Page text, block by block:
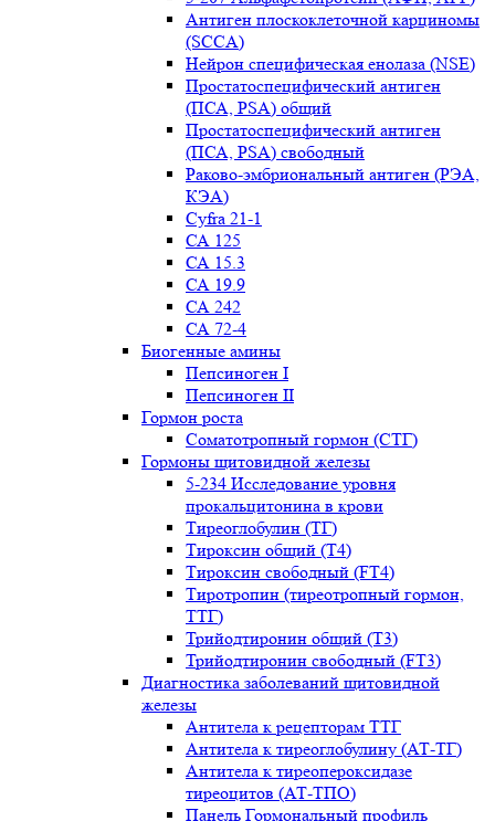
Антиген плоскоклеточной карциномы
(SCCA)
Нейрон специфическая енолаза (NSE)
Простатоспецифический антиген
(ПСА, PSA) общий
Простатоспецифический антиген
(ПСА, PSA) свободный
Раково-эмбриональный антиген (РЭА,
КЭА)
Сyfra 21-1
СА 125
СА 15.3
СА 19.9
СА 242
СА 72-4
Биогенные амины
Пепсиноген I
Пепсиноген II
Гормон роста
Соматотропный гормон (СТГ)
Гормоны щитовидной железы
5-234 Исследование уровня
прокальцитонина в крови
Тиреоглобулин (ТГ)
Тироксин общий (Т4)
Тироксин свободный (FT4)
Тиротропин (тиреотропный гормон,
ТТГ)
Трийодтиронин общий (Т3)
Трийодтиронин свободный (FT3)
Диагностика заболеваний щитовидной
железы
Антитела к рецепторам ТТГ
Антитела к тиреоглобулину (АТ-ТГ)
Антитела к тиреопероксидазе
тиреоцитов (АТ-ТПО)
Панель Гормональный профиль